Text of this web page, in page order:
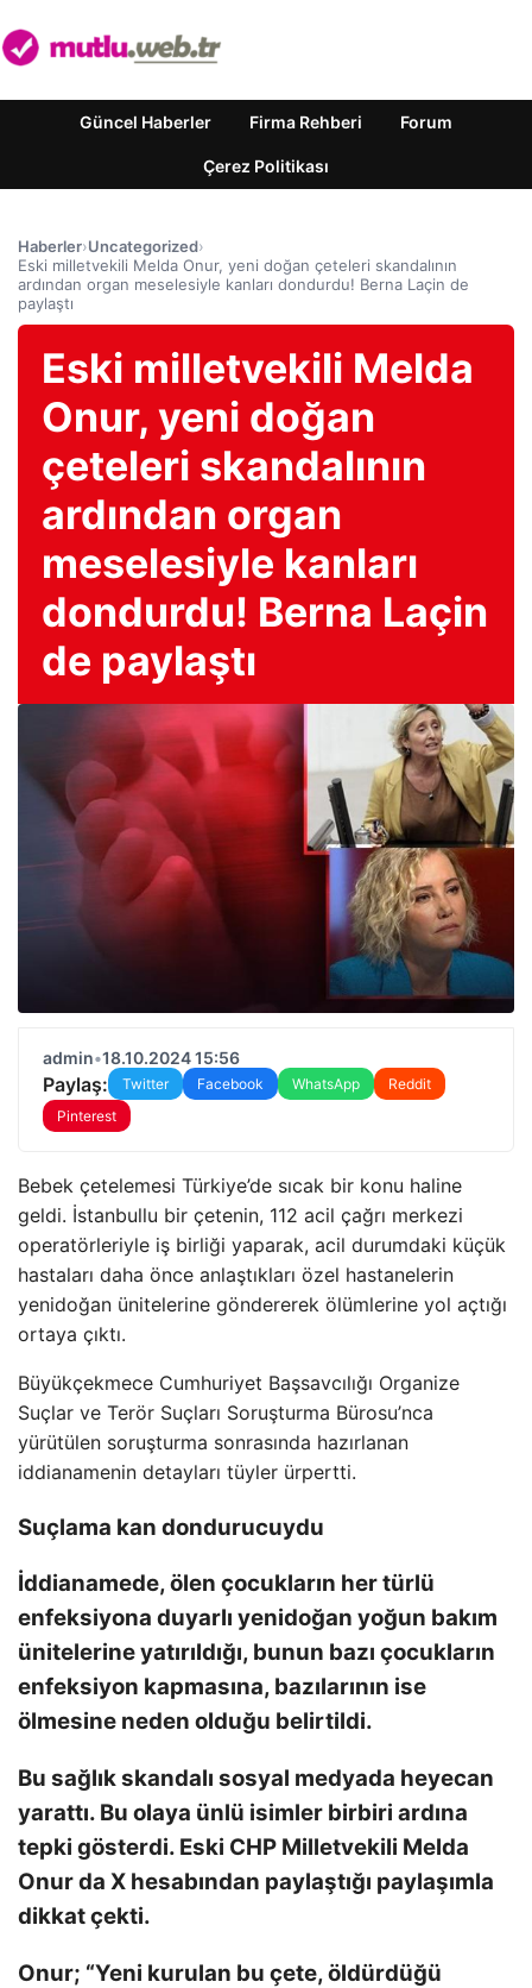
Güncel Haberler Firma Rehberi Forum
Çerez Politikası
Haberler›Uncategorized›
Eski milletvekili Melda Onur, yeni doğan çeteleri skandalının
ardından organ meselesiyle kanları dondurdu! Berna Laçin de
paylaştı
Eski milletvekili Melda
Onur, yeni doğan
çeteleri skandalının
ardından organ
meselesiyle kanları
dondurdu! Berna Laçin
de paylaştı
admin•18.10.2024 15:56
Paylaş: Twitter Facebook WhatsApp
Reddit
Pinterest
Bebek çetelemesi Türkiye’de sıcak bir konu haline
geldi. İstanbullu bir çetenin, 112 acil çağrı merkezi
operatörleriyle iş birliği yaparak, acil durumdaki küçük
hastaları daha önce anlaştıkları özel hastanelerin
yenidoğan ünitelerine göndererek ölümlerine yol açtığı
ortaya çıktı.
Büyükçekmece Cumhuriyet Başsavcılığı Organize
Suçlar ve Terör Suçları Soruşturma Bürosu’nca
yürütülen soruşturma sonrasında hazırlanan
iddianamenin detayları tüyler ürpertti.
Suçlama kan dondurucuydu
İddianamede, ölen çocukların her türlü
enfeksiyona duyarlı yenidoğan yoğun bakım
ünitelerine yatırıldığı, bunun bazı çocukların
enfeksiyon kapmasına, bazılarının ise
ölmesine neden olduğu belirtildi.
Bu sağlık skandalı sosyal medyada heyecan
yarattı. Bu olaya ünlü isimler birbiri ardına
tepki gösterdi. Eski CHP Milletvekili Melda
Onur da X hesabından paylaştığı paylaşımla
dikkat çekti.
Onur; “Yeni kurulan bu çete, öldürdüğü